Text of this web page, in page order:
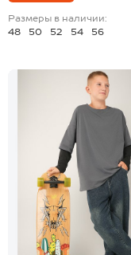
Размеры в наличии:
48
50 52 54 56